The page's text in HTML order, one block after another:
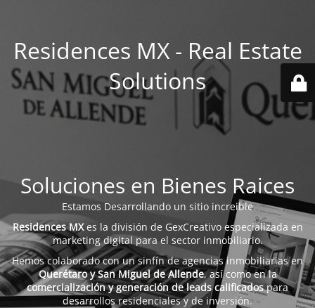
Residences MX - Real Estate
Solutions
Soluciones en Bienes Raices
Estamos Desarrollando un sitio increible
Residences MXes la división de GexCreativo especializada en
marketing digital para el sector inmobiliario.
Hemos colaborado con un sinfín de agencias inmobiliarias en
Querétaro y San Miguel de Allende, así como en la
comercialización y generación de leads calificadospara
desarrollos residenciales y de inversión.